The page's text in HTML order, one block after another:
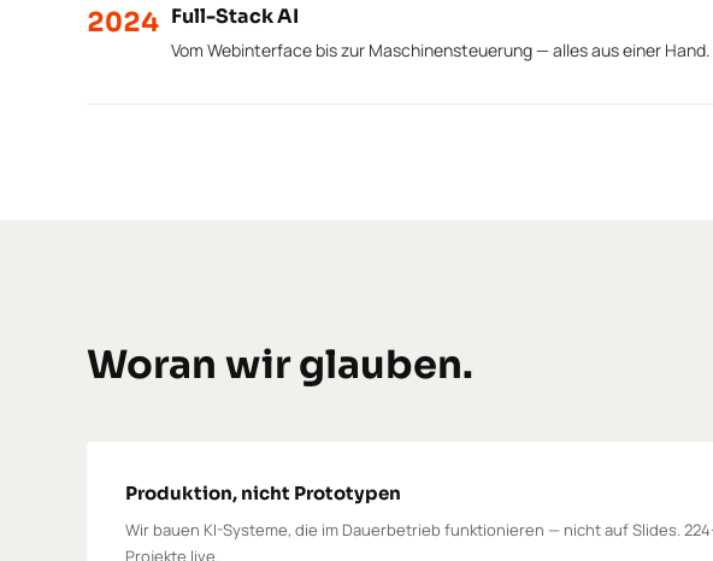
2024 Full-Stack AI
Vom Webinterface bis zur Maschinensteuerung — alles aus einer Hand.
Woran wir glauben.
Produktion, nicht Prototypen
Wir bauen KI-Systeme, die im Dauerbetrieb funktionieren — nicht auf Slides.
Projekte live.